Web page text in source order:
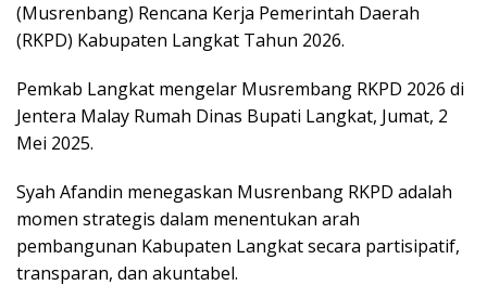
(Musrenbang) Rencana Kerja Pemerintah Daerah
(RKPD) Kabupaten Langkat Tahun 2026.
Pemkab Langkat mengelar Musrembang RKPD 2026 di
Jentera Malay Rumah Dinas Bupati Langkat, Jumat, 2
Mei 2025.
Syah Afandin menegaskan Musrenbang RKPD adalah
momen strategis dalam menentukan arah
pembangunan Kabupaten Langkat secara partisipatif,
transparan, dan akuntabel.